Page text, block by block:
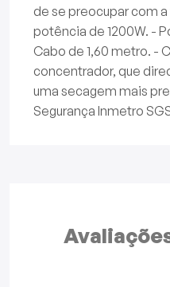
de se preocupar com
potência de 1200W. -
Cabo de 1,60 metro. -
concentrador, que
uma secagem mais
Segurança Inmetro